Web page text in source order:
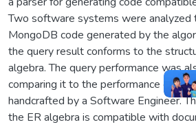
Two software systems were analyzed
MongoDB code generated by the
the query result conforms to the
algebra. The query performance was
comparing it to the performance of
handcrafted by a Software Engineer.
the ER algebra is compatible with